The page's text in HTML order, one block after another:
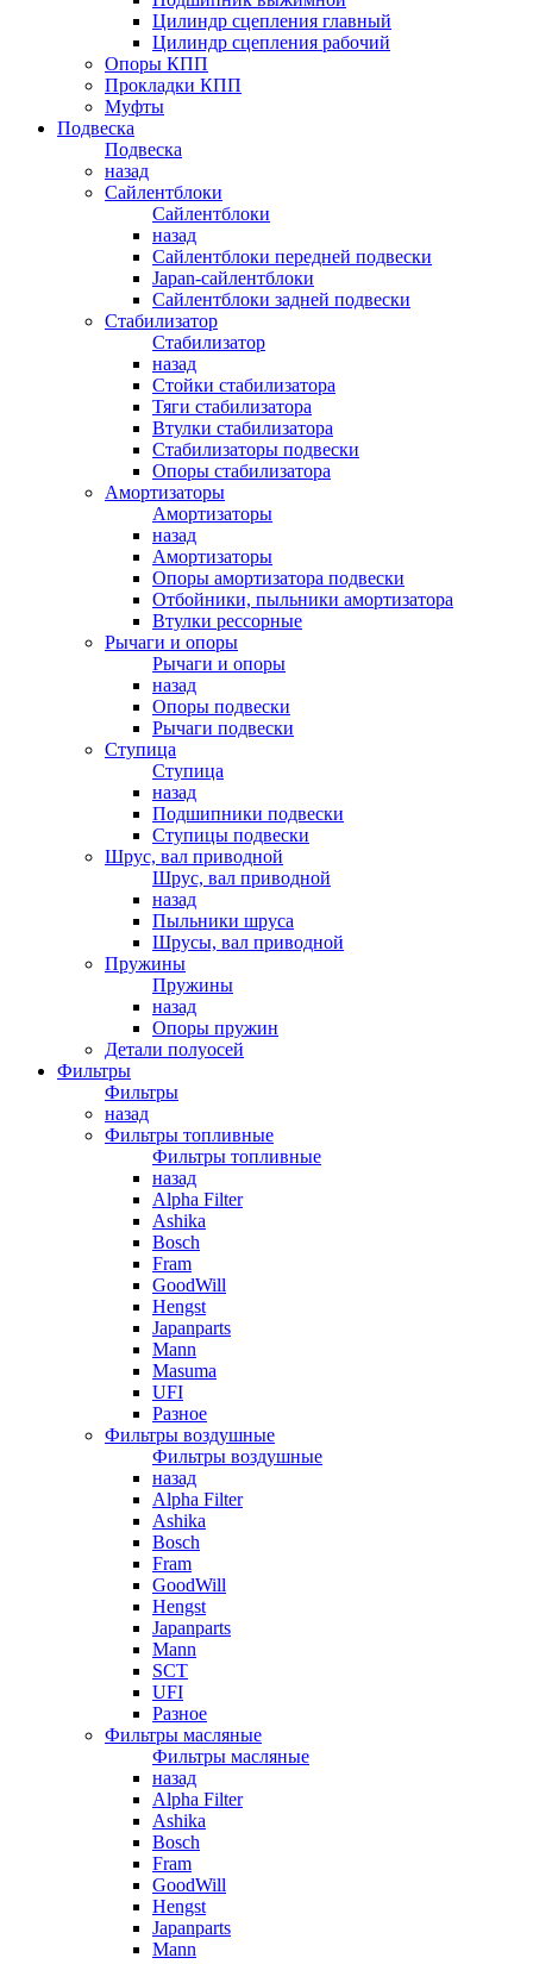
Цилиндр сцепления главный
Цилиндр сцепления рабочий
Опоры КПП
Прокладки КПП
Муфты
Подвеска
Подвеска
назад
Сайлентблоки
Сайлентблоки
назад
Сайлентблоки передней подвески
Japan-сайлентблоки
Сайлентблоки задней подвески
Стабилизатор
Стабилизатор
назад
Стойки стабилизатора
Тяги стабилизатора
Втулки стабилизатора
Стабилизаторы подвески
Опоры стабилизатора
Амортизаторы
Амортизаторы
назад
Амортизаторы
Опоры амортизатора подвески
Отбойники, пыльники амортизатора
Втулки рессорные
Рычаги и опоры
Рычаги и опоры
назад
Опоры подвески
Рычаги подвески
Ступица
Ступица
назад
Подшипники подвески
Ступицы подвески
Шрус, вал приводной
Шрус, вал приводной
назад
Пыльники шруса
Шрусы, вал приводной
Пружины
Пружины
назад
Опоры пружин
Детали полуосей
Фильтры
Фильтры
назад
Фильтры топливные
Фильтры топливные
назад
Alpha Filter
Ashika
Bosch
Fram
GoodWill
Hengst
Japanparts
Mann
Masuma
UFI
Разное
Фильтры воздушные
Фильтры воздушные
назад
Alpha Filter
Ashika
Bosch
Fram
GoodWill
Hengst
Japanparts
Mann
SCT
UFI
Разное
Фильтры масляные
Фильтры масляные
назад
Alpha Filter
Ashika
Bosch
Fram
GoodWill
Hengst
Japanparts
Mann